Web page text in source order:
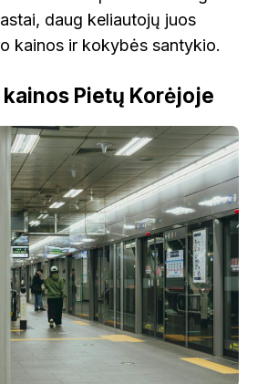
daug keliautojų juos
kainos ir kokybės santykio.
Pietų Korėjoje